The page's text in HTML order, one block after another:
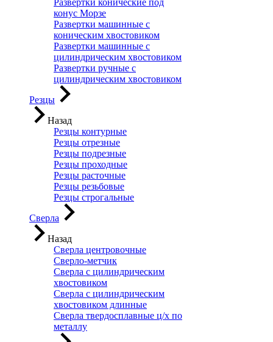
Развертки конические под
конус Морзе
Развертки машинные с
коническим хвостовиком
Развертки машинные с
цилиндрическим хвостовиком
Развертки ручные с
цилиндрическим хвостовиком
Резцы
Назад
Резцы контурные
Резцы отрезные
Резцы подрезные
Резцы проходные
Резцы расточные
Резцы резьбовые
Резцы строгальные
Сверла
Назад
Сверла центровочные
Сверло-метчик
Сверла с цилиндрическим
хвостовиком
Сверла с цилиндрическим
хвостовиком длинные
Сверла твердосплавные ц/х по
металлу